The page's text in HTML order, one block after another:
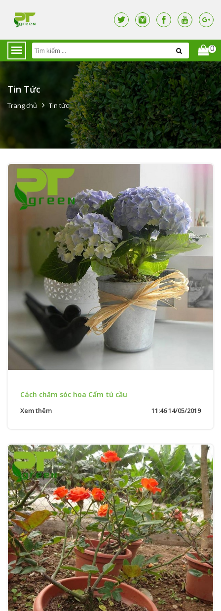
0
Tin Tức
Trang chủ Tin tức
Cách chăm sóc hoa Cẩm tú cầu
Xem thêm 11:46 14/05/2019